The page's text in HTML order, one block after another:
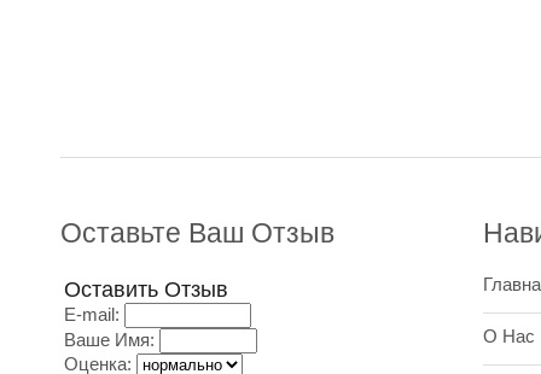
Оставьте Ваш Отзыв
Оставить Отзыв
E-mail:
Ваше Имя:
Оценка:
О Нас